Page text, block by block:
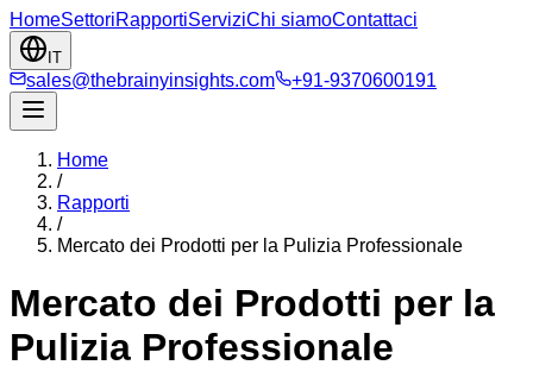
HomeSettoriRapportiServiziChi siamoContattaci
IT
sales@thebrainyinsights.com +91-9370600191
Home
/
Rapporti
/
Mercato dei Prodotti per la Pulizia Professionale
Mercato dei Prodotti per la
Pulizia Professionale